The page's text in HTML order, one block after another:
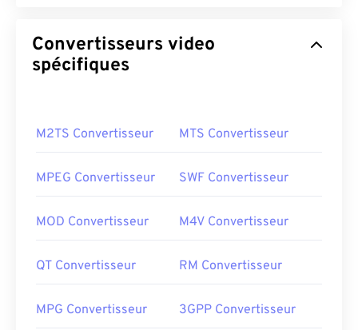
Convertisseurs video
spécifiques
M2TS Convertisseur MTS Convertisseur
MPEG Convertisseur SWF Convertisseur
MOD Convertisseur M4V Convertisseur
QT Convertisseur RM Convertisseur
MPG Convertisseur 3GPP Convertisseur